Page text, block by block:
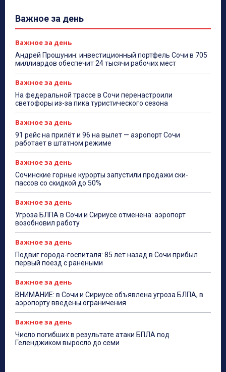
Важное за день
Важное за день
Андрей Прошунин: инвестиционный портфель Сочи в 705
миллиардов обеспечит 24 тысячи рабочих мест
Важное за день
На федеральной трассе в Сочи перенастроили
светофоры из-за пика туристического сезона
Важное за день
91 рейс на прилёт и 96 на вылет — аэропорт Сочи
работает в штатном режиме
Важное за день
Сочинские горные курорты запустили продажи ски-
пассов со скидкой до 50%
Важное за день
Угроза БЛПА в Сочи и Сириусе отменена: аэропорт
возобновил работу
Важное за день
Подвиг города-госпиталя: 85 лет назад в Сочи прибыл
первый поезд с ранеными
Важное за день
ВНИМАНИЕ: в Сочи и Сириусе объявлена угроза БЛПА, в
аэропорту введены ограничения
Важное за день
Число погибших в результате атаки БПЛА под
Геленджиком выросло до семи